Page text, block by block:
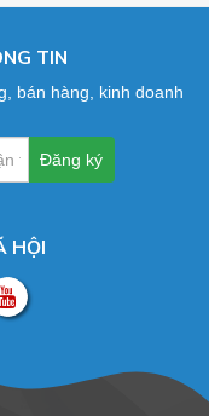
TIN
bán hàng, kinh doanh
HỘI